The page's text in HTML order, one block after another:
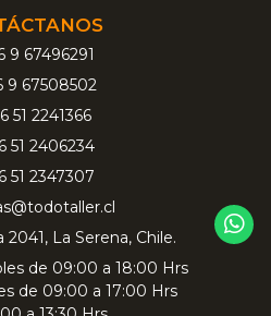
9 67496291
9 67508502
51 2241366
51 2406234
51 2347307
La Serena, Chile.
de 09:00 a 18:00 Hrs
de 09:00 a 17:00 Hrs